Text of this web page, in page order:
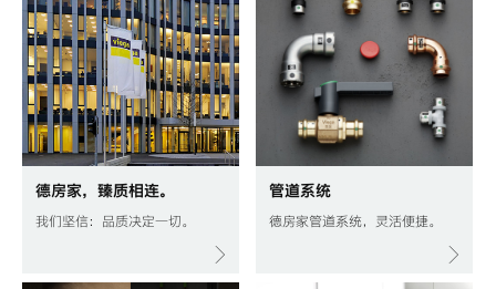
德房家，臻质相连。
我们坚信：品质决定一切。
管道系统
德房家管道系统，灵活便捷。